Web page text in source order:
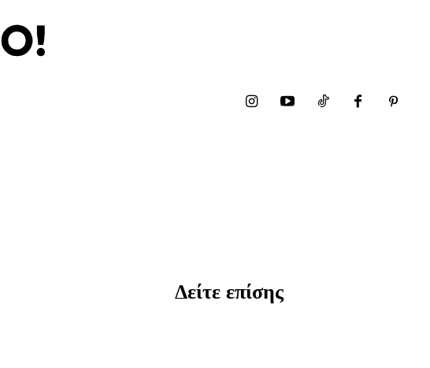
Δείτε επίσης